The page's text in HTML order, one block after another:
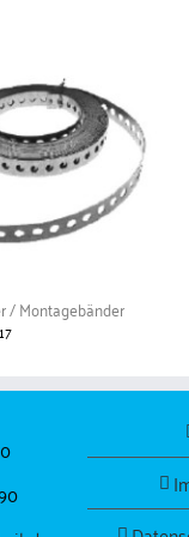
/ Montagebänder